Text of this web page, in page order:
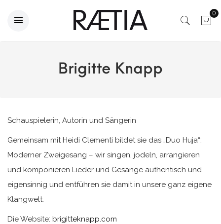
0
Brigitte Knapp
Schauspielerin, Autorin und Sängerin
Gemeinsam mit Heidi Clementi bildet sie das „Duo Huja“:
Moderner Zweigesang – wir singen, jodeln, arrangieren
und komponieren Lieder und Gesänge authentisch und
eigensinnig und entführen sie damit in unsere ganz eigene
Klangwelt.
Die Website: brigitteknapp.com